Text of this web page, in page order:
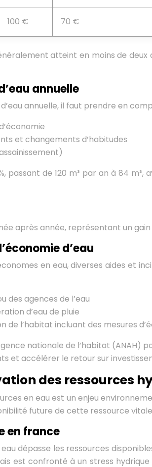
100 € 70 €
atteint en moins de deux
annuelle
annuelle, il faut prendre en
et changements d’habitudes
passant de 120 m³ par an à 84
après année, représentant un
d’eau
en eau, diverses aides et
des agences de l’eau
d’eau de pluie
l’habitat incluant des mesures
nationale de l’habitat (ANAH)
et accélérer le retour sur
des ressources
en eau est un enjeu
future de cette ressource
en france
dépasse les ressources
est confronté à un stress